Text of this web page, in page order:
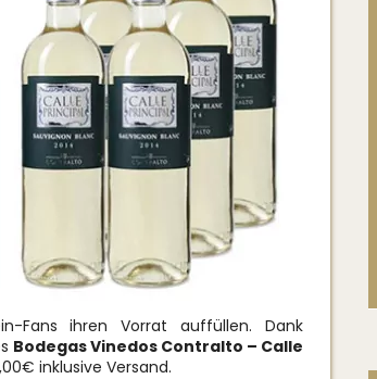
Fans ihren Vorrat auffüllen. Dank
Bodegas Vinedos Contralto – Calle
inklusive Versand.